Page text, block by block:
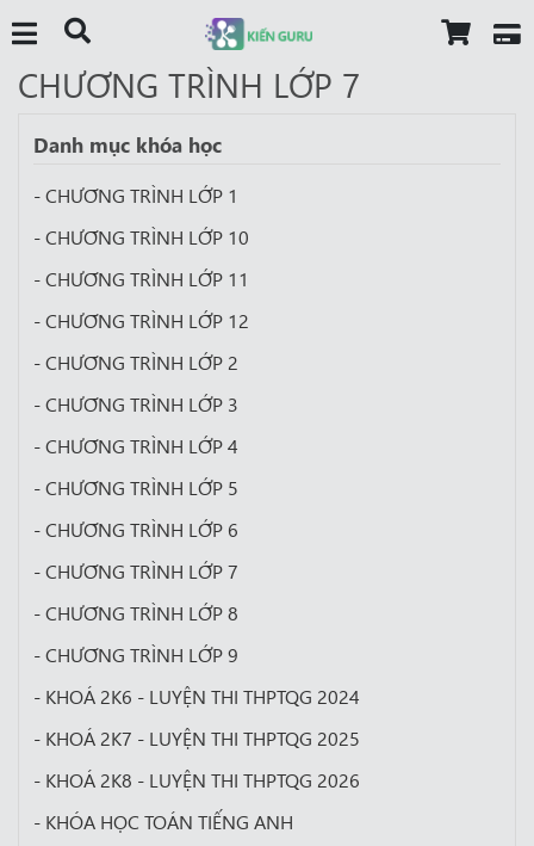
CHƯƠNG TRÌNH LỚP 7
Danh mục khóa học
- CHƯƠNG TRÌNH LỚP 1
- CHƯƠNG TRÌNH LỚP 10
- CHƯƠNG TRÌNH LỚP 11
- CHƯƠNG TRÌNH LỚP 12
- CHƯƠNG TRÌNH LỚP 2
- CHƯƠNG TRÌNH LỚP 3
- CHƯƠNG TRÌNH LỚP 4
- CHƯƠNG TRÌNH LỚP 5
- CHƯƠNG TRÌNH LỚP 6
- CHƯƠNG TRÌNH LỚP 7
- CHƯƠNG TRÌNH LỚP 8
- CHƯƠNG TRÌNH LỚP 9
- KHOÁ 2K6 - LUYỆN THI THPTQG 2024
- KHOÁ 2K7 - LUYỆN THI THPTQG 2025
- KHOÁ 2K8 - LUYỆN THI THPTQG 2026
- KHÓA HỌC TOÁN TIẾNG ANH